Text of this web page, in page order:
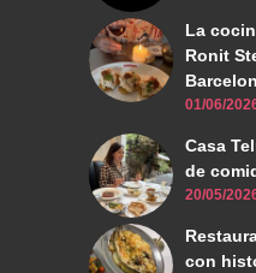
La
Ronit
01/06/
Casa
de
20/05/
con